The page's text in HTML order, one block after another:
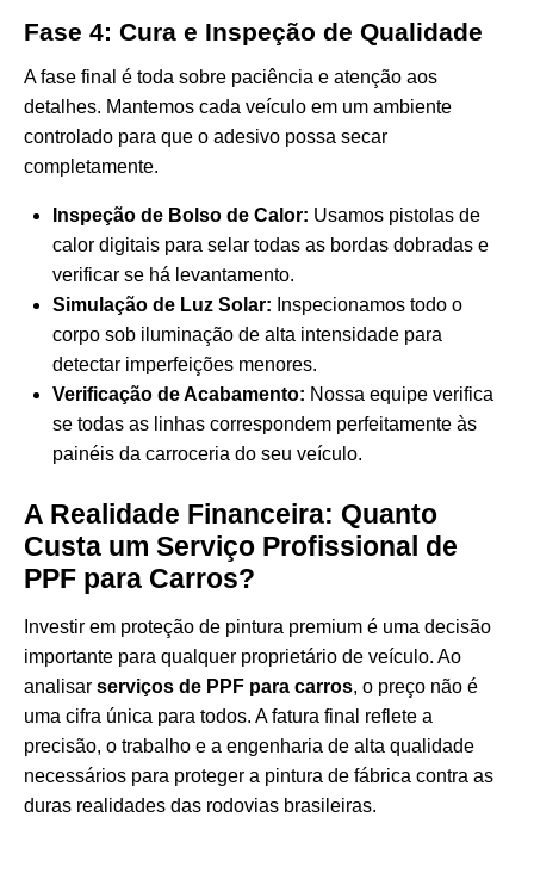
Fase 4: Cura e Inspeção de Qualidade
A fase final é toda sobre paciência e atenção aos
detalhes. Mantemos cada veículo em um ambiente
controlado para que o adesivo possa secar
completamente.
Inspeção de Bolso de Calor: Usamos pistolas de
calor digitais para selar todas as bordas dobradas e
verificar se há levantamento.
Simulação de Luz Solar: Inspecionamos todo o
corpo sob iluminação de alta intensidade para
detectar imperfeições menores.
Verificação de Acabamento: Nossa equipe verifica
se todas as linhas correspondem perfeitamente às
painéis da carroceria do seu veículo.
A Realidade Financeira: Quanto
Custa um Serviço Profissional de
PPF para Carros?
Investir em proteção de pintura premium é uma decisão
importante para qualquer proprietário de veículo. Ao
analisar serviços de PPF para carros, o preço não é
uma cifra única para todos. A fatura final reflete a
precisão, o trabalho e a engenharia de alta qualidade
necessários para proteger a pintura de fábrica contra as
duras realidades das rodovias brasileiras.